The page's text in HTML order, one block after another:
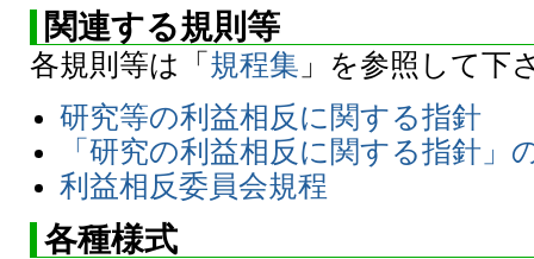
関連する規則等
各規則等は「 規程集 」を参照して下
研究等の利益相反に関する指針
「研究の利益相反に関する指針」
利益相反委員会規程
各種様式